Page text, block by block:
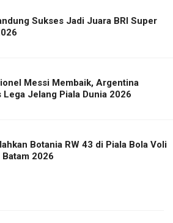
Sukses Jadi Juara BRI Super
Messi Membaik, Argentina
Lega Jelang Piala Dunia 2026
Botania RW 43 di Piala Bola Voli
Batam 2026